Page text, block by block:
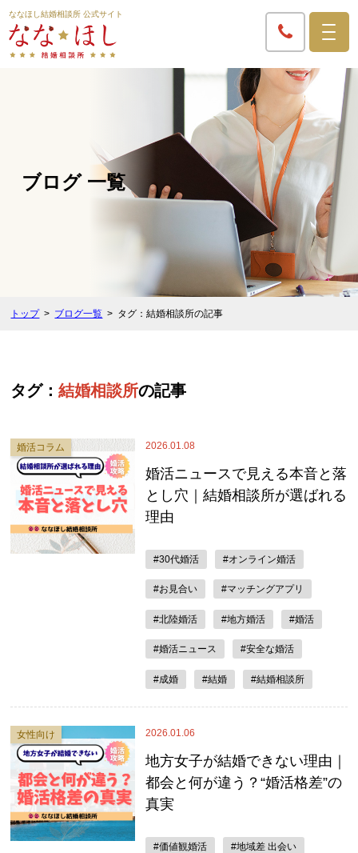
ななほし結婚相談所 公式サイト
ブログ 一覧
トップ ブログ一覧 タグ：結婚相談所の記事
タグ：結婚相談所の記事
2026.01.08
婚活コラム
婚活ニュースで見える本音と落
とし穴｜結婚相談所が選ばれる
理由
#30代婚活 #オンライン婚活
#お見合い #マッチングアプリ
#北陸婚活 #地方婚活 #婚活
#婚活ニュース #安全な婚活
#成婚 #結婚 #結婚相談所
2026.01.06
女性向け
地方女子が結婚できない理由｜
都会と何が違う？“婚活格差”の
真実
#価値観婚活 #地域差 出会い